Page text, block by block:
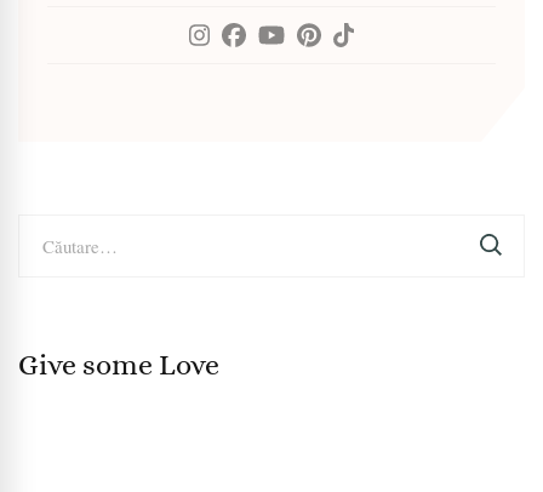
după:
Give some Love